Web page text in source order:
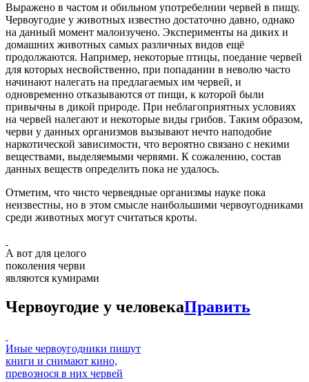
Выражено в частом и обильном употребелнии червей в пищу.
Червоугодие у животных известно достаточно давно, однако
на данный момент малоизучено. Эксперименты на диких и
домашних животных самых различных видов ещё
продолжаются. Например, некоторые птицы, поедание червей
для которых несвойственно, при попадании в неволю часто
начинают налегать на предлагаемых им червей, и
одновременно отказываются от пищи, к которой были
привычны в дикой природе. При неблагоприятных условиях
на червей налегают и некоторые виды грибов. Таким образом,
черви у данных организмов вызывают нечто наподобие
наркотической зависимости, что вероятно связано с некими
веществами, выделяемыми червями. К сожалению, состав
данных веществ определить пока не удалось.
Отметим, что чисто червеядные организмы науке пока
неизвестны, но в этом смысле наибольшими червоугодниками
среди животных могут считаться кроты.
А вот для целого
поколения черви
являются кумирами
Червоугодие у человекаПравить
Иные червоугодники пишут
книги и снимают кино,
превознося в них червей